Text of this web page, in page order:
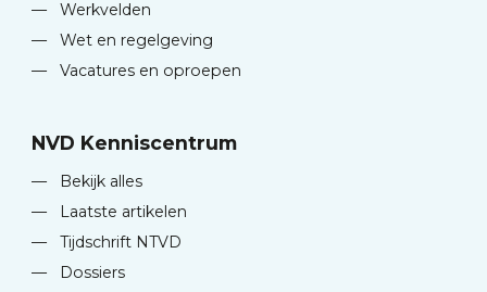
—
Werkvelden
—
Wet en regelgeving
—
Vacatures en oproepen
NVD Kenniscentrum
—
Bekijk alles
—
Laatste artikelen
—
Tijdschrift NTVD
—
Dossiers